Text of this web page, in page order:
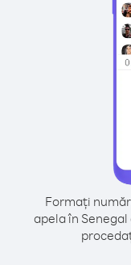
Formați
apela în